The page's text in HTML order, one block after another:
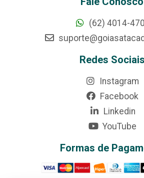
(62) 4014-
Redes Sociais
Instagram
Facebook
Linkedin
YouTube
Formas de